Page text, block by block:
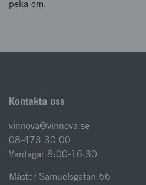
peka om.
Kontakta oss
vinnova@vinnova.se
08-473 30 00
Vardagar 8:00-16:30
Mäster Samuelsgatan 56